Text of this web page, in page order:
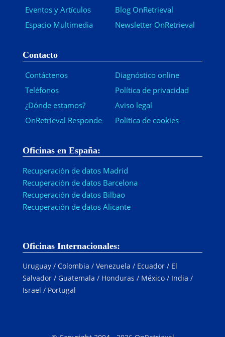
Eventos y Artículos
Espacio Multimedia
Blog OnRetrieval
Newsletter OnRetrieval
Contacto
Contáctenos
Teléfonos
¿Dónde estamos?
OnRetrieval Responde
Diagnóstico online
Política de privacidad
Aviso legal
Política de cookies
Oficinas en España:
Recuperación de datos Madrid
Recuperación de datos Barcelona
Recuperación de datos Bilbao
Recuperación de datos Alicante
Oficinas Internacionales:
Uruguay / Colombia / Venezuela / Ecuador / El
Salvador / Guatemala / Honduras / México / India /
Israel / Portugal